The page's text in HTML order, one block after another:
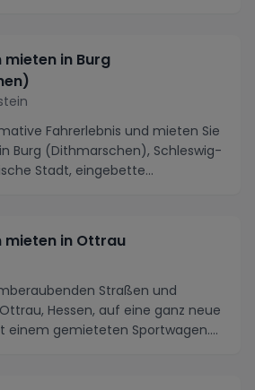
in Burg
Fahrerlebnis und mieten Sie
Burg (Dithmarschen), Schleswig-
Stadt, eingebette...
mieten in Ottrau
Straßen und
Hessen, auf eine ganz neue
einem gemieteten Sportwagen.